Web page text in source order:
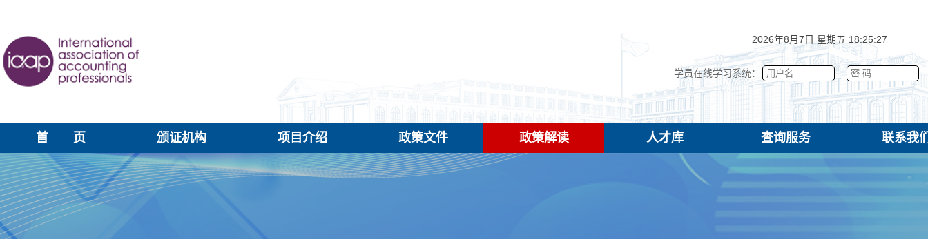
2026年8月7日 星期五 18:25:28
学员在线学习系统：
首 页 颁证机构 项目介绍 政策文件 政策解读 人才库 查询服务 联系我